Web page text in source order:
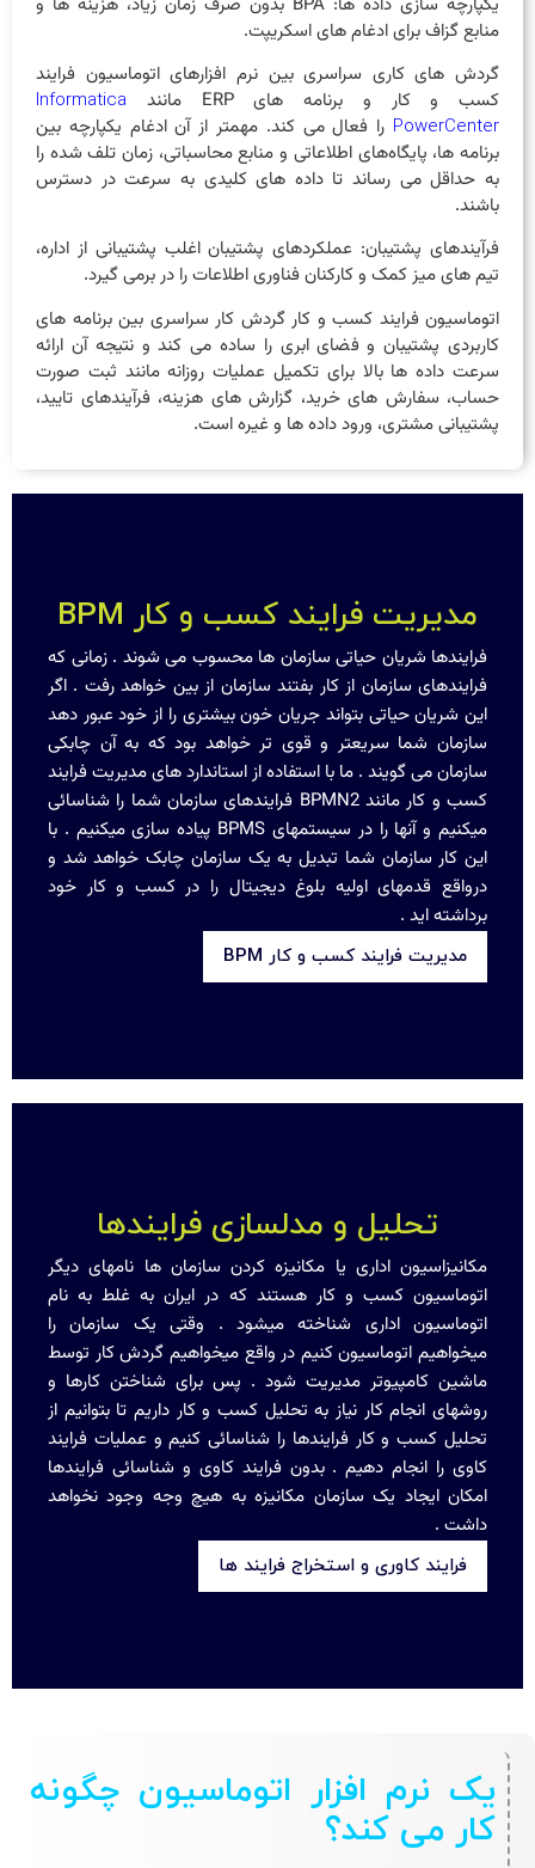
منابع گزاف برای ادغام‌ های اسکریپت.
گردش ‌های کاری سراسری بین نرم ‌افزارهای اتوماسیون فرایند
کسب و کار و برنامه ‌های ERP مانند
Informatica
PowerCenter را فعال می‌ کند. مهمتر از آن ادغام یکپارچه بین
برنامه ‌ها، پایگاه‌های اطلاعاتی و منابع محاسباتی، زمان تلف شده را
به حداقل می‌ رساند تا داده ‌های کلیدی به سرعت در دسترس
باشند.
فرآیندهای پشتیبان: عملکردهای پشتیبان اغلب پشتیبانی از اداره،
تیم های میز کمک و کارکنان فناوری اطلاعات را در برمی گیرد.
اتوماسیون فرایند کسب و کار گردش کار سراسری بین برنامه ‌های
کاربردی پشتیبان و فضای ابری را ساده می ‌کند و نتیجه آن ارائه
سرعت داده ‌ها بالا برای تکمیل عملیات روزانه مانند ثبت صورت‌
حساب، سفارش ‌های خرید، گزارش های هزینه، فرآیندهای تایید،
پشتیبانی مشتری، ورود داده ها و غیره است.
مدیریت فرایند کسب و کار BPM
فرایندها شریان حیاتی سازمان ها محسوب می شوند . زمانی که
فرایندهای سازمان از کار بفتند سازمان از بین خواهد رفت . اگر
این شریان حیاتی بتواند جریان خون بیشتری را از خود عبور دهد
سازمان شما سریعتر و قوی تر خواهد بود که به آن چابکی
سازمان می گویند . ما با استفاده از استاندارد های مدیریت فرایند
کسب و کار مانند BPMN2 فرایندهای سازمان شما را شناسائی
میکنیم و آنها را در سیستمهای BPMS پیاده سازی میکنیم . با
این کار سازمان شما تبدیل به یک سازمان چابک خواهد شد و
درواقع قدمهای اولیه بلوغ دیجیتال را در کسب و کار خود
برداشته اید .
مدیریت فرایند کسب و کار BPM
تحلیل و مدلسازی فرایندها
مکانیزاسیون اداری یا مکانیزه کردن سازمان ها نامهای دیگر
اتوماسیون کسب و کار هستند که در ایران به غلط به نام
اتوماسیون اداری شناخته میشود . وقتی یک سازمان را
میخواهیم اتوماسیون کنیم در واقع میخواهیم گردش کار توسط
ماشین کامپیوتر مدیریت شود . پس برای شناختن کارها و
روشهای انجام کار نیاز به تحلیل کسب و کار داریم تا بتوانیم از
تحلیل کسب و کار فرایندها را شناسائی کنیم و عملیات فرایند
کاوی را انجام دهیم . بدون فرایند کاوی و شناسائی فرایندها
امکان ایجاد یک سازمان مکانیزه به هیچ وجه وجود نخواهد
داشت .
فرایند کاوری و استخراج فرایند ها
یک نرم افزار اتوماسیون چگونه
کار می کند؟